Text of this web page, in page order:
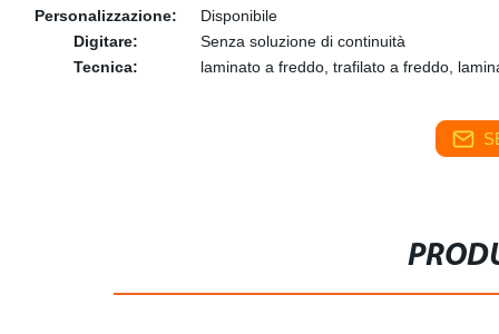
Personalizzazione:
Disponibile
Digitare:
Senza soluzione di continuità
Tecnica:
laminato a freddo, trafilato a freddo,